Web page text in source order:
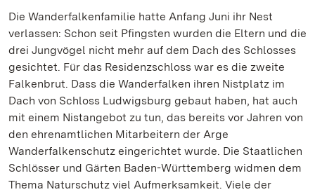
Die Wanderfalkenfamilie hatte Anfang Juni ihr Nest
verlassen: Schon seit Pfingsten wurden die Eltern und die
drei Jungvögel nicht mehr auf dem Dach des Schlosses
gesichtet. Für das Residenzschloss war es die zweite
Falkenbrut. Dass die Wanderfalken ihren Nistplatz im
Dach von Schloss Ludwigsburg gebaut haben, hat auch
mit einem Nistangebot zu tun, das bereits vor Jahren von
den ehrenamtlichen Mitarbeitern der Arge
Wanderfalkenschutz eingerichtet wurde. Die Staatlichen
Schlösser und Gärten Baden-Württemberg widmen dem
Thema Naturschutz viel Aufmerksamkeit. Viele der